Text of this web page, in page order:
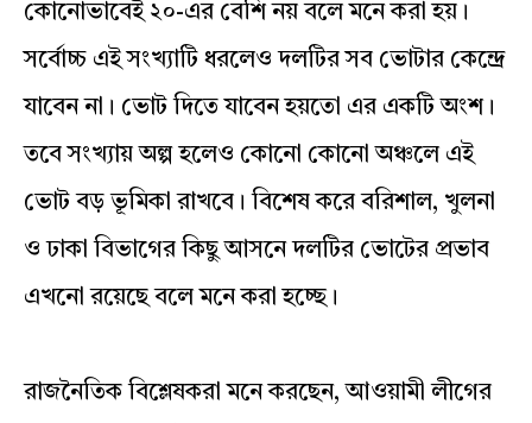
কোনোভাবেই ২০-এর বেশি নয় বলে মনে করা হয়।
সর্বোচ্চ এই সংখ্যাটি ধরলেও দলটির সব ভোটার কেন্দ্রে
যাবেন না। ভোট দিতে যাবেন হয়তো এর একটি অংশ।
তবে সংখ্যায় অল্প হলেও কোনো কোনো অঞ্চলে এই
ভোট বড় ভূমিকা রাখবে। বিশেষ করে বরিশাল, খুলনা
ও ঢাকা বিভাগের কিছু আসনে দলটির ভোটের প্রভাব
এখনো রয়েছে বলে মনে করা হচ্ছে।
রাজনৈতিক বিশ্লেষকরা মনে করছেন, আওয়ামী লীগের